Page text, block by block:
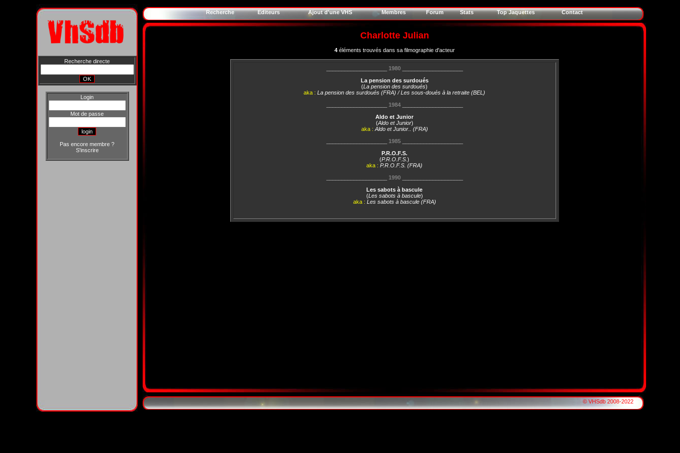
Recherche directe
Login
Mot de passe
Pas encore membre ?
S'inscrire
Recherche Editeurs Ajout d'une VHS Membres Forum Stats Top Jaquettes Contact
Charlotte Julian
4éléments trouvés dans sa filmographie d'acteur
1980____________________
La pension des surdoués
(La pension des surdoués)
aka : La pension des surdoués (FRA) / Les sous-doués à la retraite (BEL)
1984____________________
Aldo et Junior
(Aldo et Junior)
aka : Aldo et Junior.. (FRA)
1985____________________
P.R.O.F.S.
(P.R.O.F.S. )
aka : P.R.O.F.S. (FRA)
1990____________________
Les sabots à bascule
(Les sabots à bascule)
aka : Les sabots à bascule (FRA)
© VHSdb 2008-2022